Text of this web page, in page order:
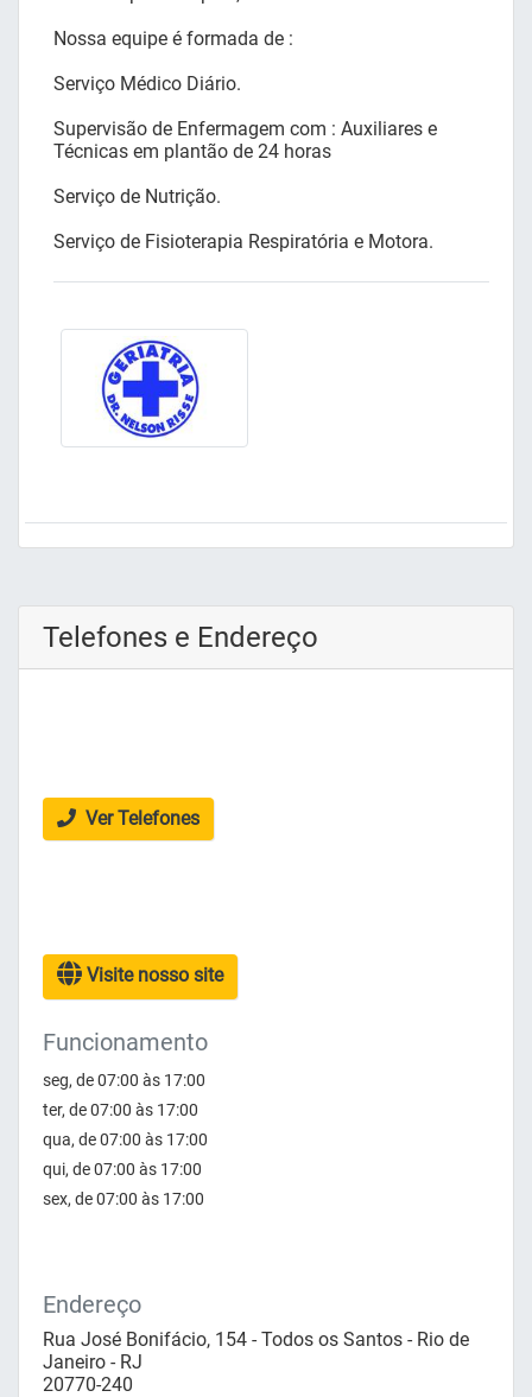
Nossa equipe é formada de :
Serviço Médico Diário.
Supervisão de Enfermagem com : Auxiliares e
Técnicas em plantão de 24 horas
Serviço de Nutrição.
Serviço de Fisioterapia Respiratória e Motora.
Telefones e Endereço
Ver Telefones
Visite nosso site
Funcionamento
seg, de 07:00 às 17:00
ter, de 07:00 às 17:00
qua, de 07:00 às 17:00
qui, de 07:00 às 17:00
sex, de 07:00 às 17:00
Endereço
Rua José Bonifácio, 154 - Todos os Santos - Rio de
Janeiro - RJ
20770-240